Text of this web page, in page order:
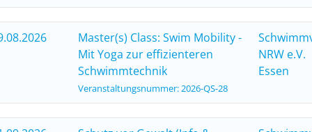
Master(s) Class: Swim Mobility -
Mit Yoga zur effizienteren
Schwimmtechnik
Veranstaltungsnummer: 2026-QS-28
NRW e.V.
Essen